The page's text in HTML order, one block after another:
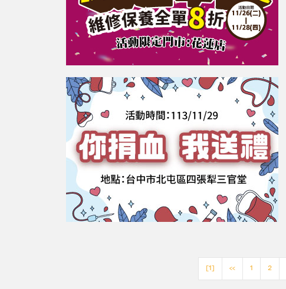
[1] << 1 2